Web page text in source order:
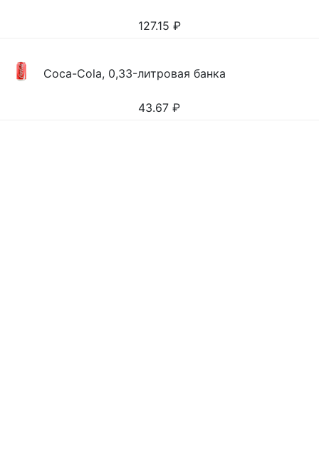
127.15 ₽
Coca-Cola, 0,33-литровая банка
43.67 ₽